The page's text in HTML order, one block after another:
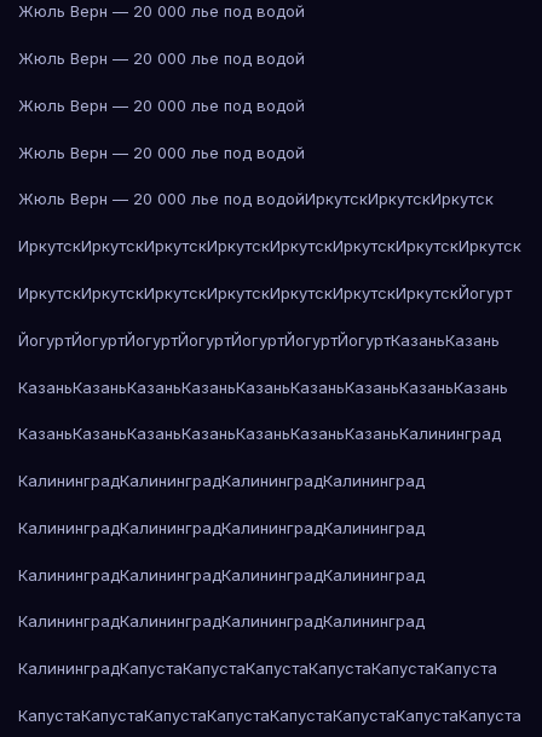
Жюль Верн — 20 000 лье под водой
Жюль Верн — 20 000 лье под водой
Жюль Верн — 20 000 лье под водой
Жюль Верн — 20 000 лье под водой
Жюль Верн — 20 000 лье под водойИркутскИркутскИркутск
ИркутскИркутскИркутскИркутскИркутскИркутскИркутскИркутск
ИркутскИркутскИркутскИркутскИркутскИркутскИркутскЙогурт
ЙогуртЙогуртЙогуртЙогуртЙогуртЙогуртЙогуртКазаньКазань
КазаньКазаньКазаньКазаньКазаньКазаньКазаньКазаньКазань
КазаньКазаньКазаньКазаньКазаньКазаньКазаньКалининград
КалининградКалининградКалининградКалининград
КалининградКалининградКалининградКалининград
КалининградКалининградКалининградКалининград
КалининградКалининградКалининградКалининград
КалининградКапустаКапустаКапустаКапустаКапустаКапуста
КапустаКапустаКапустаКапустаКапустаКапустаКапустаКапуста